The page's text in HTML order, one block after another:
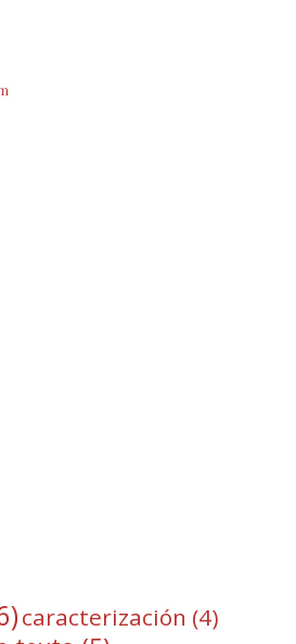
caracterización (4)